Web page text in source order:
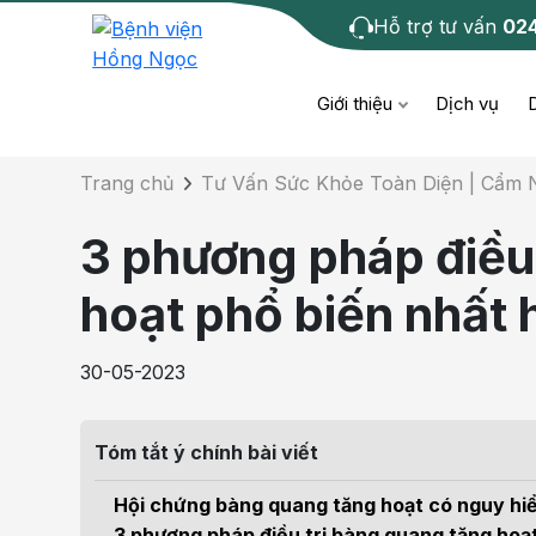
Hỗ trợ tư vấn
Giới thiệu Dịch vụ
Cơ xương khớp
Tầm soát ung thư
Điện quang can thiệp
Chi tiết bài tư
Trang chủ Tư Vấn Sức Khỏe Toàn Diện | Cẩm
3 phương pháp
hoạt phổ biến nhất
30-05-2023
Tóm tắt ý chính bài viết
Hội chứng bàng quang tăng hoạt có nguy